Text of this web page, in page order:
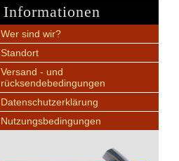
Informationen
Wer sind wir?
Standort
Versand - und
rücksendebedingungen
Datenschutzerklärung
Nutzungsbedingungen